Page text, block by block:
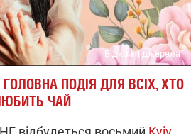
Відкриті джерела
ГОЛОВНА ПОДІЯ ДЛЯ ВСІХ, ХТО
ЧАЙ